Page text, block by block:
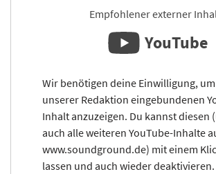
Empfohlener externer
YouTube
Wir benötigen deine Einwilligung,
unserer Redaktion eingebundenen
Inhalt anzuzeigen. Du kannst diesen
auch alle weiteren YouTube-Inhalte
www.soundground.de) mit einem
lassen und auch wieder deaktivieren.